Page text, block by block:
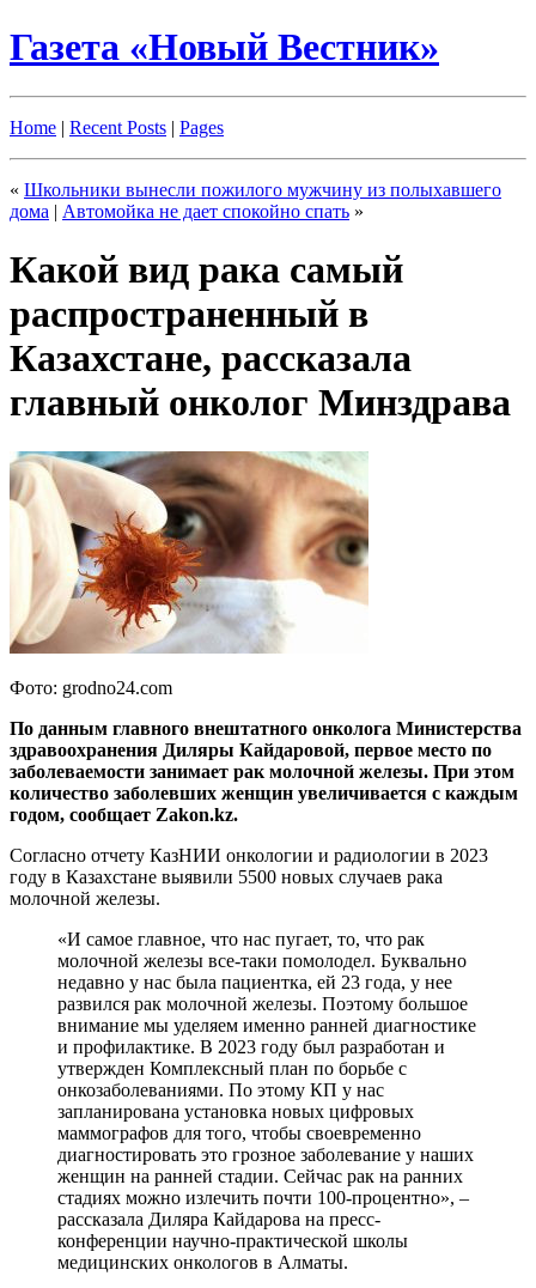
Газета «Новый Вестник»
Home | Recent Posts | Pages
« Школьники вынесли пожилого мужчину из полыхавшего
дома | Автомойка не дает спокойно спать »
Какой вид рака самый
распространенный в
Казахстане, рассказала
главный онколог Минздрава
Фото: grodno24.com
По данным главного внештатного онколога Министерства
здравоохранения Диляры Кайдаровой, первое место по
заболеваемости занимает рак молочной железы. При этом
количество заболевших женщин увеличивается с каждым
годом, сообщает Zakon.kz.
Согласно отчету КазНИИ онкологии и радиологии в 2023
году в Казахстане выявили 5500 новых случаев рака
молочной железы.
«И самое главное, что нас пугает, то, что рак
молочной железы все-таки помолодел. Буквально
недавно у нас была пациентка, ей 23 года, у нее
развился рак молочной железы. Поэтому большое
внимание мы уделяем именно ранней диагностике
и профилактике. В 2023 году был разработан и
утвержден Комплексный план по борьбе с
онкозаболеваниями. По этому КП у нас
запланирована установка новых цифровых
маммографов для того, чтобы своевременно
диагностировать это грозное заболевание у наших
женщин на ранней стадии. Сейчас рак на ранних
стадиях можно излечить почти 100-процентно», –
рассказала Диляра Кайдарова на пресс-
конференции научно-практической школы
медицинских онкологов в Алматы.